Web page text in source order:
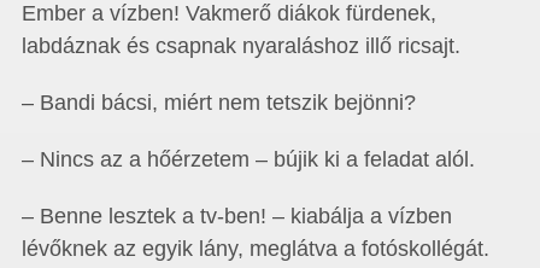
Ember a vízben! Vakmerő diákok fürdenek,
labdáznak és csapnak nyaraláshoz illő ricsajt.
– Bandi bácsi, miért nem tetszik bejönni?
– Nincs az a hőérzetem – bújik ki a feladat alól.
– Benne lesztek a tv-ben! – kiabálja a vízben
lévőknek az egyik lány, meglátva a fotóskollégát.